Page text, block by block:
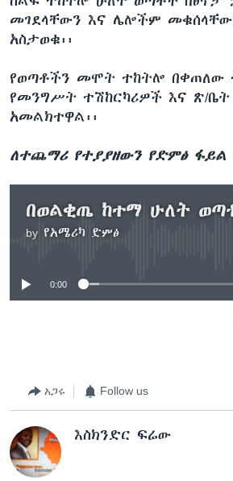
መገደላቸውን እና ሌሎችም
አስታወቁ፡፡
የወጣቶችን መሞት ተከትሎ በቀጠለው
የመንግሥት ተሽከርካሪዎች እና ጽ/
አመልክተዋል፡፡
ለተጨማሪ የተያያዘውን የድምፅ ፋይል
by የአሜሪካ ድምፅ
No media source
0:00
አጋሩ Follow us
እስክንድር ፍሬው